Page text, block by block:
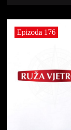
Epizoda 176